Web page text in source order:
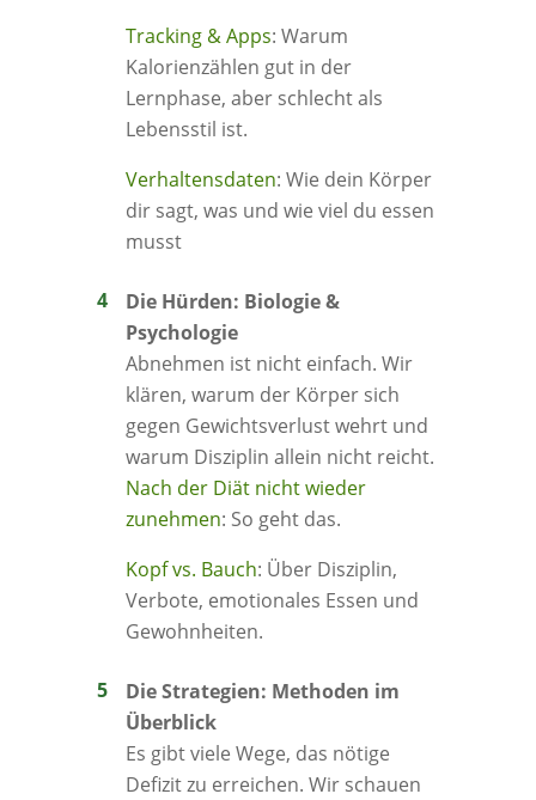
Tracking & Apps: Warum
Kalorienzählen gut in der
Lernphase, aber schlecht als
Lebensstil ist.
Verhaltensdaten: Wie dein Körper
dir sagt, was und wie viel du essen
musst
Die Hürden: Biologie &
Psychologie
Abnehmen ist nicht einfach. Wir
klären, warum der Körper sich
gegen Gewichtsverlust wehrt und
warum Disziplin allein nicht reicht.
Nach der Diät nicht wieder
zunehmen: So geht das.
Kopf vs. Bauch: Über Disziplin,
Verbote, emotionales Essen und
Gewohnheiten.
Die Strategien: Methoden im
Überblick
Es gibt viele Wege, das nötige
Defizit zu erreichen. Wir schauen